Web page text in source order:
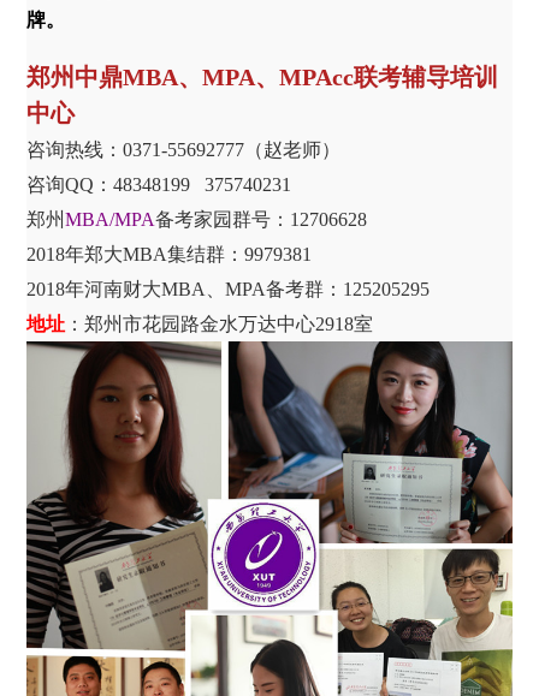
牌。
郑州中鼎MBA、MPA、MPAcc联考辅导培训
中心
咨询热线：0371-55692777（赵老师）
咨询QQ：48348199
375740231
郑州MBA/MPA备考家园群号： 12706628
2018年郑大MBA集结群：9979381
2018年河南财大MBA、MPA备考群：125205295
地址 ：郑州市花园路金水万达中心2918室